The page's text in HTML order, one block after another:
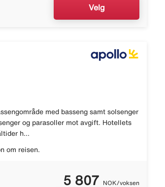
Velg
med basseng samt solsenger
og parasoller mot avgift. Hotellets
h...
om reisen.
5 807 NOK/voksen